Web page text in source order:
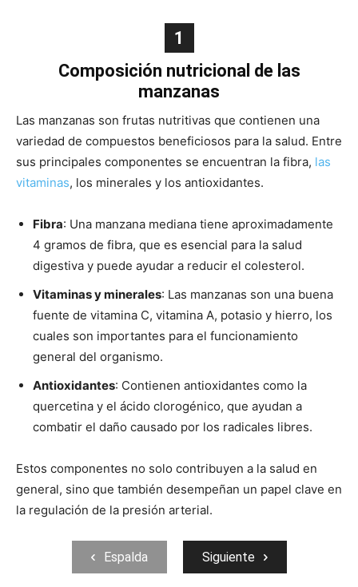
1
Composición nutricional de las
manzanas
Las manzanas son frutas nutritivas que contienen una
variedad de compuestos beneficiosos para la salud. Entre
sus principales componentes se encuentran la fibra, las
vitaminas, los minerales y los antioxidantes.
Fibra: Una manzana mediana tiene aproximadamente
4 gramos de fibra, que es esencial para la salud
digestiva y puede ayudar a reducir el colesterol.
Vitaminas y minerales: Las manzanas son una buena
fuente de vitamina C, vitamina A, potasio y hierro, los
cuales son importantes para el funcionamiento
general del organismo.
Antioxidantes: Contienen antioxidantes como la
quercetina y el ácido clorogénico, que ayudan a
combatir el daño causado por los radicales libres.
Estos componentes no solo contribuyen a la salud en
general, sino que también desempeñan un papel clave en
la regulación de la presión arterial.
Espalda Siguiente